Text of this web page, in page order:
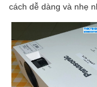
cách dễ dàng và nhẹ